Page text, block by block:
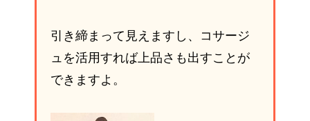
引き締まって見えますし、コサージ
ュを活用すれば上品さも出すことが
できますよ。